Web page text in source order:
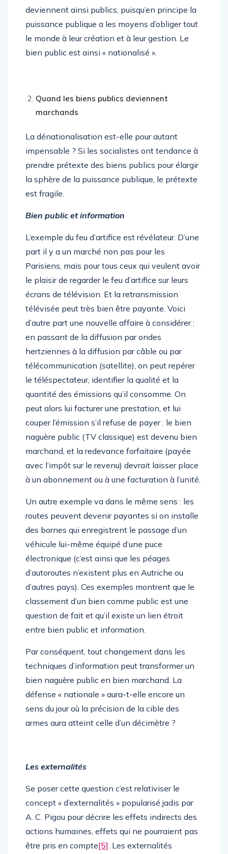
deviennent ainsi publics, puisqu’en principe la
puissance publique a les moyens d’obliger tout
le monde à leur création et à leur gestion. Le
bien public est ainsi « nationalisé ».
Quand les biens publics deviennent
marchands
La dénationalisation est-elle pour autant
impensable ? Si les socialistes ont tendance à
prendre prétexte des biens publics pour élargir
la sphère de la puissance publique, le prétexte
est fragile.
Bien public et information
L’exemple du feu d’artifice est révélateur. D’une
part il y a un marché non pas pour les
Parisiens, mais pour tous ceux qui veulent avoir
le plaisir de regarder le feu d’artifice sur leurs
écrans de télévision. Et la retransmission
télévisée peut très bien être payante. Voici
d’autre part une nouvelle affaire à considérer :
en passant de la diffusion par ondes
hertziennes à la diffusion par câble ou par
télécommunication (satellite), on peut repérer
le téléspectateur, identifier la qualité et la
quantité des émissions qu’il consomme. On
peut alors lui facturer une prestation, et lui
couper l’émission s’il refuse de payer : le bien
naguère public (TV classique) est devenu bien
marchand, et la redevance forfaitaire (payée
avec l‘impôt sur le revenu) devrait laisser place
à un abonnement ou à une facturation à l’unité.
Un autre exemple va dans le même sens : les
routes peuvent devenir payantes si on installe
des bornes qui enregistrent le passage d’un
véhicule lui-même équipé d’une puce
électronique (c’est ainsi que les péages
d’autoroutes n’existent plus en Autriche ou
d’autres pays). Ces exemples montrent que le
classement d’un bien comme public est une
question de fait et qu’il existe un lien étroit
entre bien public et information.
Par conséquent, tout changement dans les
techniques d’information peut transformer un
bien naguère public en bien marchand. La
défense « nationale » aura-t-elle encore un
sens du jour où la précision de la cible des
armes aura atteint celle d’un décimètre ?
Les externalités
Se poser cette question c’est relativiser le
concept « d’externalités » popularisé jadis par
A. C. Pigou pour décrire les effets indirects des
actions humaines, effets qui ne pourraient pas
être pris en compte[5]. Les externalités